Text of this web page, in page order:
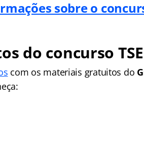
sobre o
do concurso
com os materiais gratuitos do